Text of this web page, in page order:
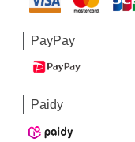
PayPay
Paidy